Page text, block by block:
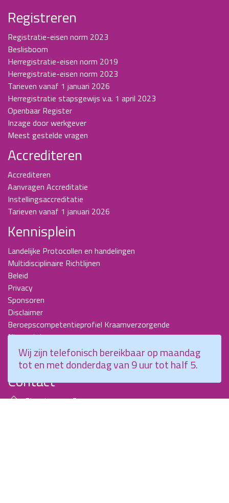
Registreren
Registratie-eisen norm 2023
Beslisboom
Herregistratie-eisen norm 2019
Herregistratie-eisen norm 2023
Tarieven vanaf 1 januari 2026
Herregistratie stapsgewijs v.a. 1 april 2023
Openbaar Register
Inzage door werkgever
Meest gestelde vragen
Accrediteren
Accrediteren
Aanvragen Accreditatie
Instellingsaccreditatie
Tarieven vanaf 1 januari 2026
Kennisplein
Landelijke Protocollen en handelingen
Multidisciplinaire Richtlijnen
Beleid
Privacy
Sponsoren
Disclaimer
Beroepscompetentieprofiel Kraamverzorgende
Nieuwsbrieven
KCKZ-specials
Jaarverslagen
Contact
Planetenweg 5
Wij zijn telefonisch bereikbaar op maandag
tot en met donderdag van 9 uur tot half 5.